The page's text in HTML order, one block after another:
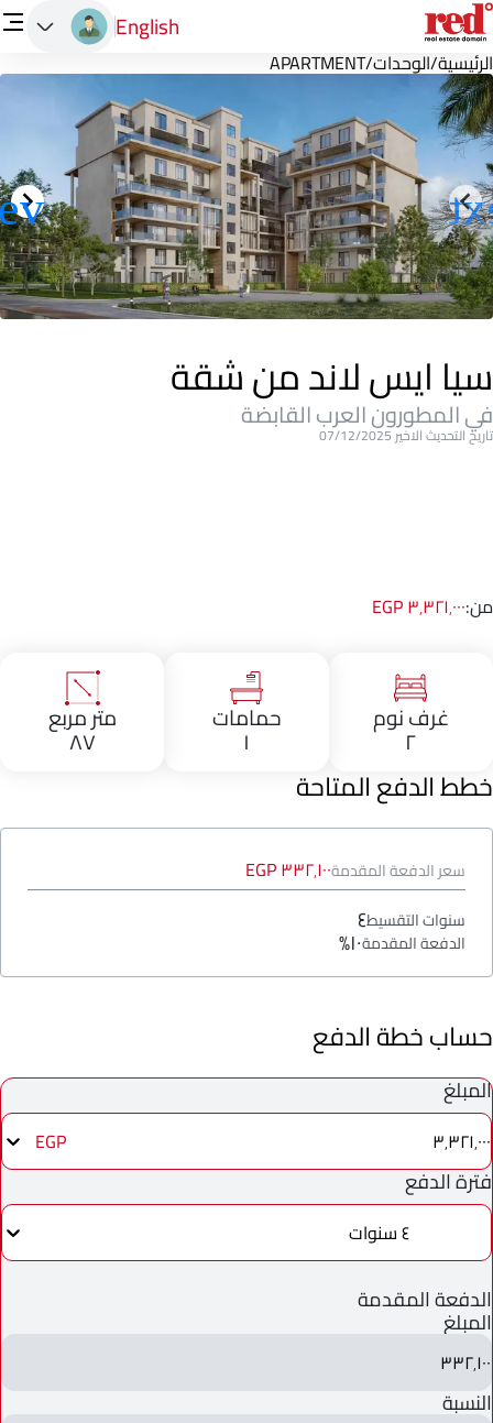
English
الرئيسية/الوحدات/
APARTMENT
سيا ايس لاند من شقة
في المطورون العرب القابضة
تاريخ التحديث الاخير 07/12/2025
من:٣٬٣٢١٬٠٠٠ EGP
غرف نوم
٢
حمامات
١
متر مربع
٨٧
خطط الدفع المتاحة
سعر الدفعة المقدمة٣٣٢٬١٠٠ EGP
سنوات التقسيط٤
الدفعة المقدمة١٠%
حساب خطة الدفع
المبلغ
٣٬٣٢١٬٠٠٠ EGP
فترة الدفع
٤ سنوات
الدفعة المقدمة
المبلغ
٣٣٢٬١٠٠
النسبة